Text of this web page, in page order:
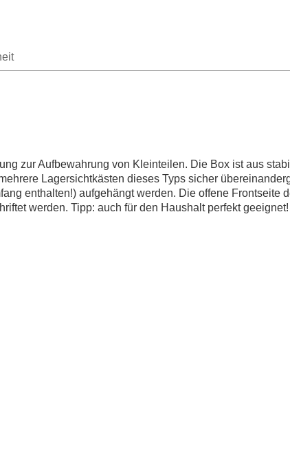
zur Aufbewahrung von Kleinteilen. Die Box ist aus
Lagersichtkästen dieses Typs sicher
enthalten!) aufgehängt werden. Die offene Frontseite
werden. Tipp: auch für den Haushalt perfekt geeignet!